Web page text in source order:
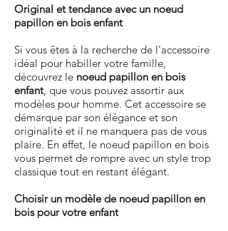
Original et tendance avec un noeud
papillon en bois enfant
Si vous êtes à la recherche de l’accessoire
idéal pour habiller votre famille,
découvrez le noeud papillon en bois
enfant, que vous pouvez assortir aux
modèles pour homme. Cet accessoire se
démarque par son élégance et son
originalité et il ne manquera pas de vous
plaire. En effet, le noeud papillon en bois
vous permet de rompre avec un style trop
classique tout en restant élégant.
Choisir un modèle de noeud papillon en
bois pour votre enfant